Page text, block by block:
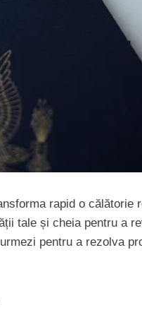
rapid o călătorie
tale și cheia pentru a
pentru a rezolva